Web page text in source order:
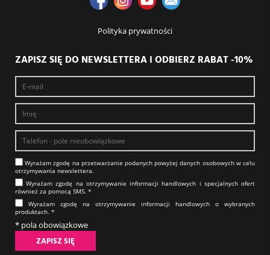
Polityka prywatności
ZAPISZ SIĘ DO NEWSLETTERA I ODBIERZ RABAT -10%
Wyrażam zgodę na prze­twa­rza­nie po­da­nych powyżej danych osobowych w celu
otrzy­my­wa­nia new­slet­tera.​​​​​​​
Wyrażam zgodę na otrzy­my­wa­nie in­for­ma­cji han­dlo­wych i specjalnych ofert
również za pomocą SMS.​​​​​​​ *
Wyrażam zgodę na otrzy­my­wa­nie in­for­ma­cji han­dlo­wych o wybranych
produktach.​​​​​​​ *
* pola obowiązkowe